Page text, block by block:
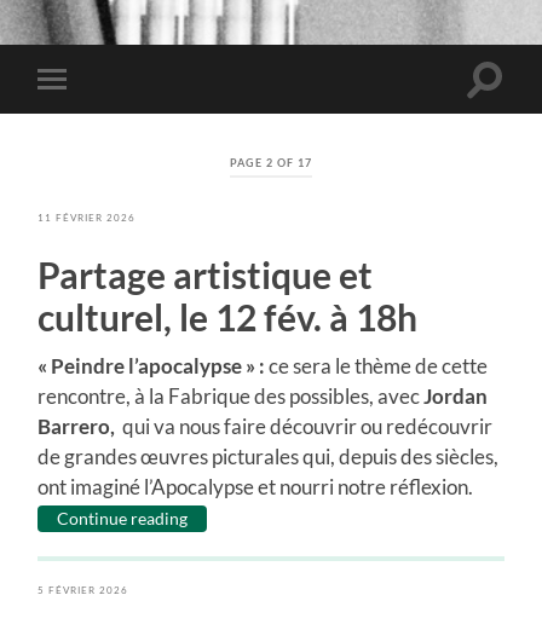
Toggle
mobile
Toggle
PAGE 2 OF 17
11 FÉVRIER 2026
Partage artistique et
culturel, le 12 fév. à 18h
« Peindre l’apocalypse » :ce sera le thème de cette
rencontre, à la Fabrique des possibles, avecJordan
Barrero,qui va nous faire découvrir ou redécouvrir
de grandes œuvres picturales qui, depuis des siècles,
ont imaginé l’Apocalypse et nourri notre réflexion.
Continue reading
5 FÉVRIER 2026